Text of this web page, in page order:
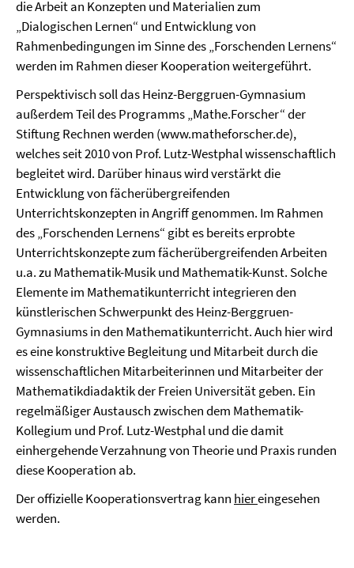
die Arbeit an Konzepten und Materialien zum
„Dialogischen Lernen“ und Entwicklung von
Rahmenbedingungen im Sinne des „Forschenden Lernens“
werden im Rahmen dieser Kooperation weitergeführt.
Perspektivisch soll das Heinz-Berggruen-Gymnasium
außerdem Teil des Programms „Mathe.Forscher“ der
Stiftung Rechnen werden (www.matheforscher.de),
welches seit 2010 von Prof. Lutz-Westphal wissenschaftlich
begleitet wird. Darüber hinaus wird verstärkt die
Entwicklung von fächerübergreifenden
Unterrichtskonzepten in Angriff genommen. Im Rahmen
des „Forschenden Lernens“ gibt es bereits erprobte
Unterrichtskonzepte zum fächerübergreifenden Arbeiten
u.a. zu Mathematik-Musik und Mathematik-Kunst. Solche
Elemente im Mathematikunterricht integrieren den
künstlerischen Schwerpunkt des Heinz-Berggruen-
Gymnasiums in den Mathematikunterricht. Auch hier wird
es eine konstruktive Begleitung und Mitarbeit durch die
wissenschaftlichen Mitarbeiterinnen und Mitarbeiter der
Mathematikdiadaktik der Freien Universität geben. Ein
regelmäßiger Austausch zwischen dem Mathematik-
Kollegium und Prof. Lutz-Westphal und die damit
einhergehende Verzahnung von Theorie und Praxis runden
diese Kooperation ab.
Der offizielle Kooperationsvertrag kann hiereingesehen
werden.